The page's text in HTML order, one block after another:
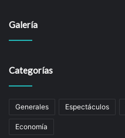
Galería
Categorías
Generales Espectáculos
Economía